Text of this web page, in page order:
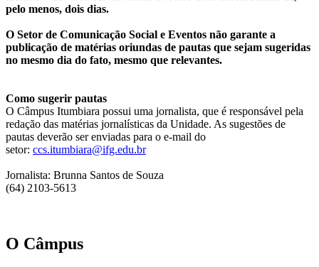
pelo menos, dois dias.
O Setor de Comunicação Social e Eventos não garante a
publicação de matérias oriundas de pautas que sejam sugeridas
no mesmo dia do fato, mesmo que relevantes.
Como sugerir pautas
O Câmpus Itumbiara possui uma jornalista, que é responsável pela
redação das matérias jornalísticas da Unidade. As sugestões de
pautas deverão ser enviadas para o e-mail do
setor: ccs.itumbiara@ifg.edu.br
Jornalista: Brunna Santos de Souza
(64) 2103-5613
O Câmpus